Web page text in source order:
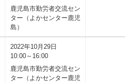
鹿児島市勤労者交流セン
ター（よかセンター鹿児
島）
2022年10月29日
10:00～16:00
鹿児島市勤労者交流セン
ター（よかセンター鹿児